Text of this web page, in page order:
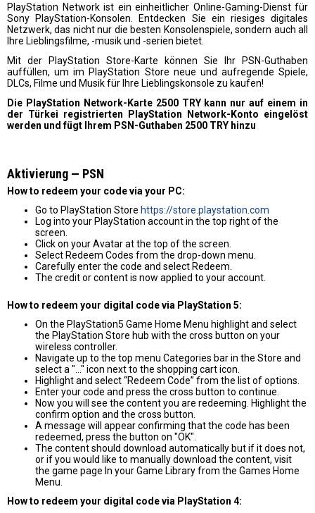
PlayStation Network ist ein einheitlicher Online-Gaming-Dienst für
Sony PlayStation-Konsolen. Entdecken Sie ein riesiges digitales
Netzwerk, das nicht nur die besten Konsolenspiele, sondern auch all
Ihre Lieblingsfilme, -musik und -serien bietet.
Mit der PlayStation Store-Karte können Sie Ihr PSN-Guthaben
auffüllen, um im PlayStation Store neue und aufregende Spiele,
DLCs, Filme und Musik für Ihre Lieblingskonsole zu kaufen!
Die PlayStation Network-Karte 2500 TRY kann nur auf einem in
der Türkei registrierten PlayStation Network-Konto eingelöst
werden und fügt Ihrem PSN-Guthaben 2500 TRY hinzu
Aktivierung — PSN
How to redeem your code via your PC:
Go to PlayStation Store https://store.playstation.com
Log into your PlayStation account in the top right of the
screen.
Click on your Avatar at the top of the screen.
Select Redeem Codes from the drop-down menu.
Carefully enter the code and select Redeem.
The credit or content is now applied to your account.
How to redeem your digital code via PlayStation 5:
On the PlayStation5 Game Home Menu highlight and select
the PlayStation Store hub with the cross button on your
wireless controller.
Navigate up to the top menu Categories bar in the Store and
select a "..." icon next to the shopping cart icon.
Highlight and select “Redeem Code” from the list of options.
Enter your code and press the cross button to continue.
Now you will see the content you are redeeming. Highlight the
confirm option and the cross button.
A message will appear confirming that the code has been
redeemed, press the button on "OK".
The content should download automatically but if it does not,
or if you would like to manually download the content, visit
the game page In your Game Library from the Games Home
Menu.
How to redeem your digital code via PlayStation 4: